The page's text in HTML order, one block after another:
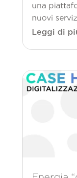
una
nuovi
Leggi di